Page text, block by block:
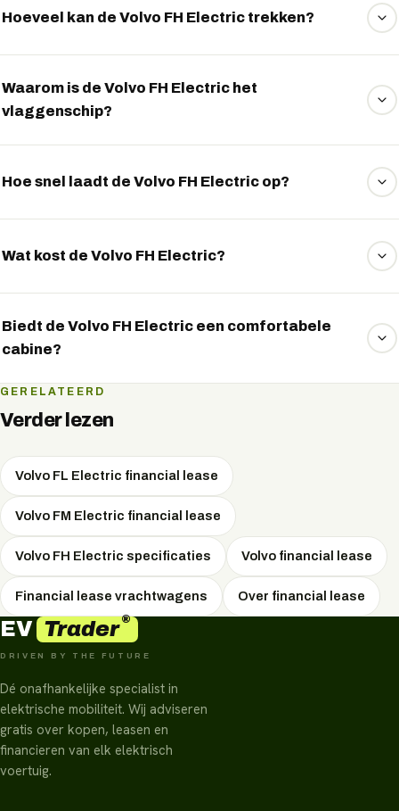
Hoeveel kan de Volvo FH Electric trekken?
44 ton, geschikt voor zwaar transport.
Waarom is de Volvo FH Electric het
vlaggenschip?
cabine en maximaal comfort van het elektrische gamma.
Hoe snel laadt de Volvo FH Electric op?
uur weer voor een groot deel klaar.
Wat kost de Volvo FH Electric?
met lease vanaf circa 3.999 euro per maand.
Biedt de Volvo FH Electric een comfortabele
cabine?
Ja, de luxe en ruime cabine zorgt voor maximaal comfort
tijdens lange ritten.
GERELATEERD
Verder lezen
Volvo FL Electric financial lease
Volvo FM Electric financial lease
Volvo FH Electric specificaties Volvo financial lease
Financial lease vrachtwagens Over financial lease
EV Trader®
DRIVEN BY THE FUTURE
Dé onafhankelijke specialist in
elektrische mobiliteit. Wij adviseren
gratis over kopen, leasen en
financieren van elk elektrisch
voertuig.